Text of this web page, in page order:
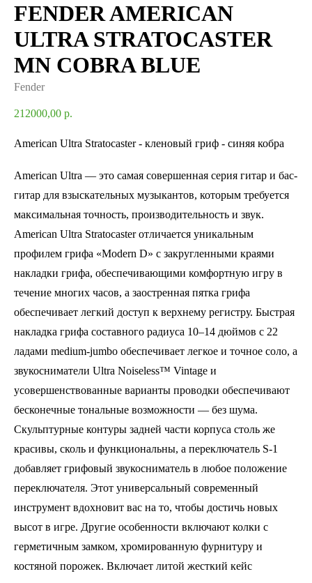
FENDER AMERICAN
ULTRA STRATOCASTER
MN COBRA BLUE
Fender
212000,00 р.
American Ultra Stratocaster - кленовый гриф - синяя кобра
American Ultra — это самая совершенная серия гитар и бас-
гитар для взыскательных музыкантов, которым требуется
максимальная точность, производительность и звук.
American Ultra Stratocaster отличается уникальным
профилем грифа «Modern D» с закругленными краями
накладки грифа, обеспечивающими комфортную игру в
течение многих часов, а заостренная пятка грифа
обеспечивает легкий доступ к верхнему регистру. Быстрая
накладка грифа составного радиуса 10–14 дюймов с 22
ладами medium-jumbo обеспечивает легкое и точное соло, а
звукосниматели Ultra Noiseless™ Vintage и
усовершенствованные варианты проводки обеспечивают
бесконечные тональные возможности — без шума.
Скульптурные контуры задней части корпуса столь же
красивы, сколь и функциональны, а переключатель S-1
добавляет грифовый звукосниматель в любое положение
переключателя. Этот универсальный современный
инструмент вдохновит вас на то, чтобы достичь новых
высот в игре. Другие особенности включают колки с
герметичным замком, хромированную фурнитуру и
костяной порожек. Включает литой жесткий кейс